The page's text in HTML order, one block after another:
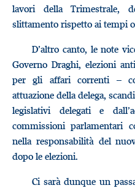
lavori della Trimestrale,
slittamento rispetto ai tempi
D’altro canto, le note
Governo Draghi, elezioni
per gli affari correnti –
attuazione della delega,
legislativi delegati e
commissioni parlamentari
nella responsabilità del
dopo le elezioni.
Ci sarà dunque un